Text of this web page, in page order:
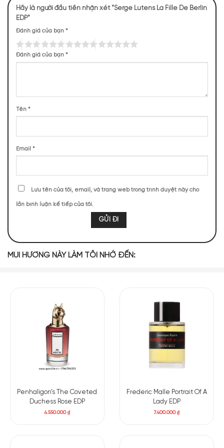
NHỮNG NOTE HƯƠNG THEO CẢM NHẬN
THỰC TẾ
2711 (47,57%) 1052 (18,46%) 661 (11,60%) 479 (8,40%)
Hãy là người đầu tiên nhận xét “Serge Lutens La Fille De Berlin
EDP”
Đánh giá của bạn *
Đánh giá của bạn *
Tên *
Email *
Lưu tên của tôi, email, và trang web trong trình duyệt này cho
lần bình luận kế tiếp của tôi.
MÙI HƯƠNG NÀY LÀM TÔI NHỚ ĐẾN:
Penhaligon’s The Coveted
Duchess Rose EDP
4.550.000₫
Frederic Malle Portrait Of A
Lady EDP
7.400.000₫